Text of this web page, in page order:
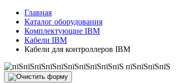
Главная
Каталог оборудования
Комплектующие IBM
Кабели IBM
Кабели для контроллеров IBM